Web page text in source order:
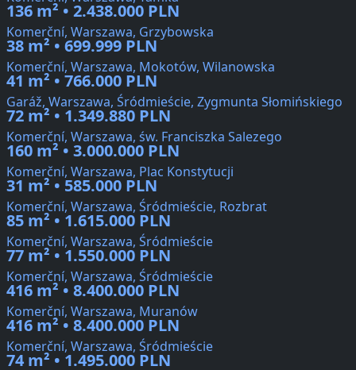
136 m² • 2.438.000 PLN
Komerční, Warszawa, Grzybowska
38 m² • 699.999 PLN
Komerční, Warszawa, Mokotów, Wilanowska
41 m² • 766.000 PLN
Garáž, Warszawa, Śródmieście, Zygmunta Słomińskiego
72 m² • 1.349.880 PLN
Komerční, Warszawa, św. Franciszka Salezego
160 m² • 3.000.000 PLN
Komerční, Warszawa, Plac Konstytucji
31 m² • 585.000 PLN
Komerční, Warszawa, Śródmieście, Rozbrat
85 m² • 1.615.000 PLN
Komerční, Warszawa, Śródmieście
77 m² • 1.550.000 PLN
Komerční, Warszawa, Śródmieście
416 m² • 8.400.000 PLN
Komerční, Warszawa, Muranów
416 m² • 8.400.000 PLN
Komerční, Warszawa, Śródmieście
74 m² • 1.495.000 PLN